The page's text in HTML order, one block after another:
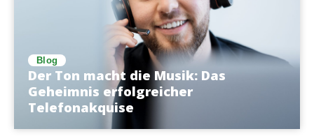
Blog
Der Ton macht die Musik: Das
Geheimnis erfolgreicher
Telefonakquise